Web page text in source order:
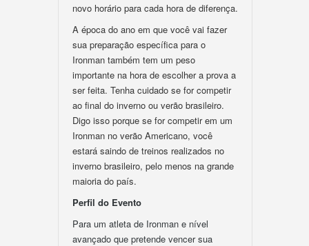
novo horário para cada hora de diferença.
A época do ano em que você vai fazer
sua preparação específica para o
Ironman também tem um peso
importante na hora de escolher a prova a
ser feita. Tenha cuidado se for competir
ao final do inverno ou verão brasileiro.
Digo isso porque se for competir em um
Ironman no verão Americano, você
estará saindo de treinos realizados no
inverno brasileiro, pelo menos na grande
maioria do país.
Perfil do Evento
Para um atleta de Ironman e nível
avançado que pretende vencer sua